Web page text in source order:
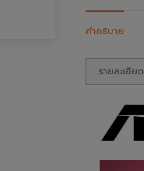
คำอธิบาย
รายละเอียด